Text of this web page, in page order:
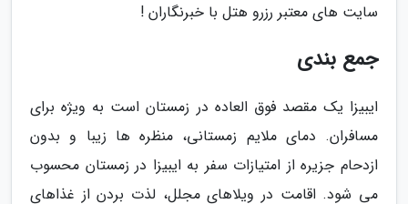
سایت هاى معتبر رزرو هتل با خبرنگاران !
جمع بندی
ایبیزا یک مقصد فوق العاده در زمستان است به ویژه برای
مسافران. دمای ملایم زمستانی، منظره ها زیبا و بدون
ازدحام جزیره از امتیازات سفر به ایبیزا در زمستان محسوب
می شود. اقامت در ویلاهای مجلل، لذت بردن از غذاهای